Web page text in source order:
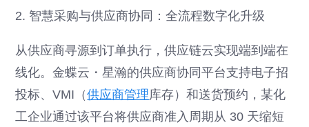
2. 智慧采购与供应商协同：全流程数字化升级
从供应商寻源到订单执行，供应链云实现端到端在
线化。金蝶云・星瀚的供应商协同平台支持电子招
投标、VMI（供应商管理库存）和送货预约，某化
工企业通过该平台将供应商准入周期从 30 天缩短